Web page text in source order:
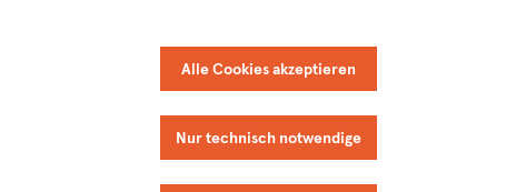
Alle Cookies akzeptieren
Nur technisch notwendige